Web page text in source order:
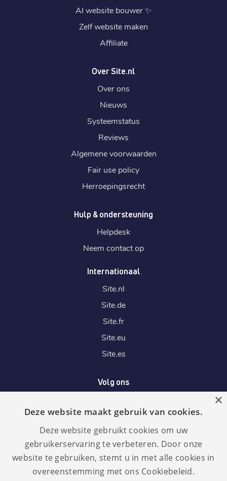
AI website bouwer✨
Zelf website maken
Affiliate
Over Site.nl
Over ons
Nieuws
Systeemstatus
Reviews
Algemene voorwaarden
Fair use policy
Herroepingsrecht
Hulp & ondersteuning
Helpdesk
Neem contact op
Internationaal
Site.nl
Site.de
Site.fr
Site.eu
Site.es
Volg ons
Wij accepteren
×
Deze website maakt gebruik van cookies.
Deze website gebruikt cookies om uw
gebruikerservaring te verbeteren. Door onze
website te gebruiken, stemt u in met alle cookies in
overeenstemming met ons Cookiebeleid.